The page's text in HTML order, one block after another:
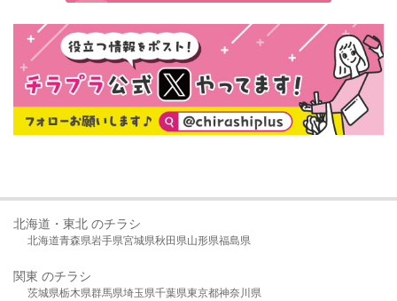
北海道・東北 のチラシ
北海道青森県岩手県宮城県秋田県山形県福島県
関東 のチラシ
茨城県栃木県群馬県埼玉県千葉県東京都神奈川県